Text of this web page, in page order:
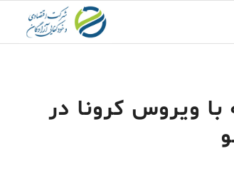
ویروس کرونا در